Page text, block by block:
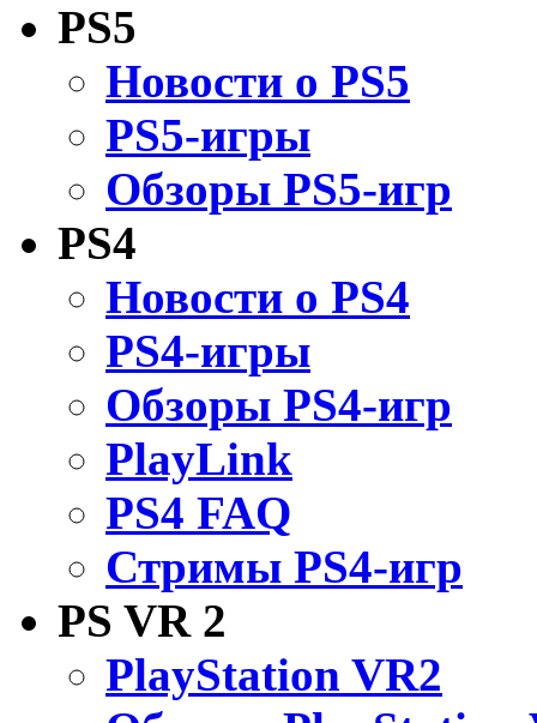
PS5
Новости о PS5
PS5-игры
Обзоры PS5-игр
PS4
Новости о PS4
PS4-игры
Обзоры PS4-игр
PlayLink
PS4 FAQ
Стримы PS4-игр
PS VR 2
PlayStation VR2